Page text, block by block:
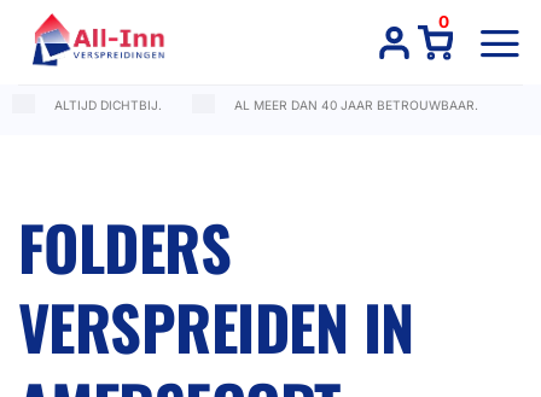
naar
0
ALTIJD DICHTBIJ. AL MEER DAN 40 JAAR BETROUWBAAR.
FOLDERS
VERSPREIDEN IN